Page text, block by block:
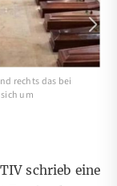
rechts das bei
um
schrieb eine